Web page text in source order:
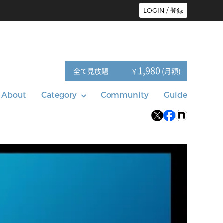
LOGIN / 登録
全て見放題 ¥ 1,980 (月額)
About Category Community Guide